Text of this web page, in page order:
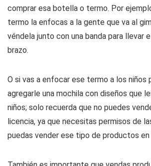
comprar esa botella o termo. Por
termo la enfocas a la gente que va al
véndela junto con una banda para llevar
brazo.
O si vas a enfocar ese termo a los niños
agregarle una mochila con diseños que
niños; solo recuerda que no puedes
licencia, ya que necesitas permisos de
puedas vender ese tipo de productos en